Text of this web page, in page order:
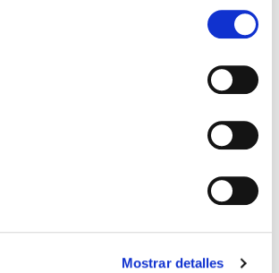
Mostrar detalles
compraron este